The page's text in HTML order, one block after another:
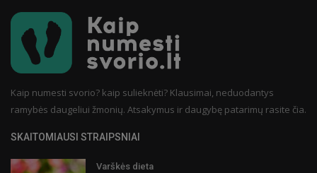
Kaip numesti svorio? kaip sulieknėti? Klausimai, neduodantys
ramybės daugeliui žmonių. Atsakymus ir daugybę patarimų rasite čia.
SKAITOMIAUSI STRAIPSNIAI
Varškės dieta